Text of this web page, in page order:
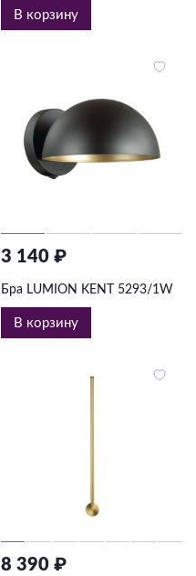
В корзину
3 140 ₽
Бра LUMION KENT 5293/1W
В корзину
8 390 ₽